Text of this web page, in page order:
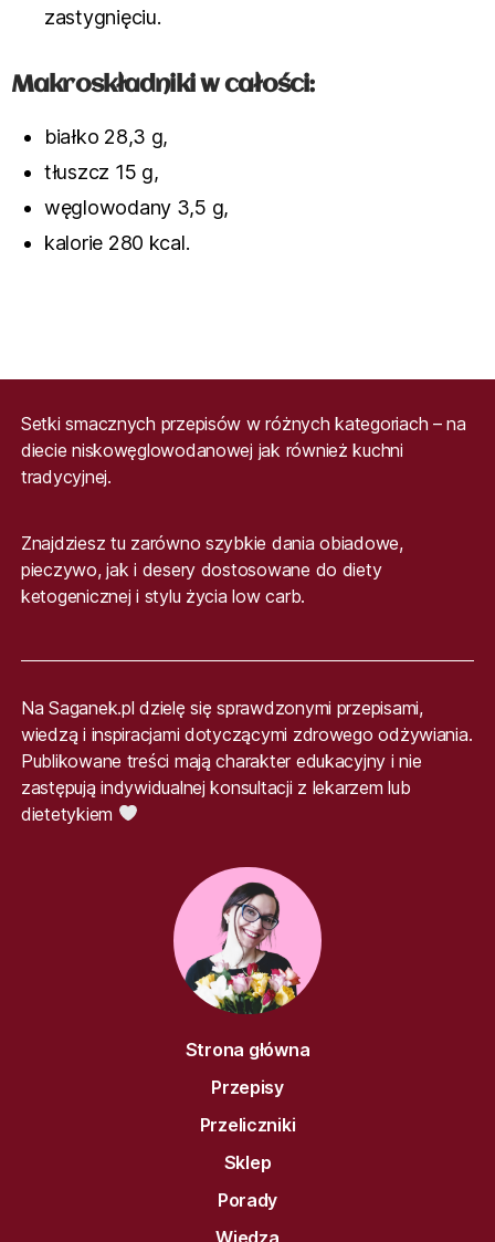
zastygnięciu.
Makroskładniki w całości:
białko 28,3 g,
tłuszcz 15 g,
węglowodany 3,5 g,
kalorie 280 kcal.
Setki smacznych przepisów w różnych kategoriach – na
diecie niskowęglowodanowej jak również kuchni
tradycyjnej.
Znajdziesz tu zarówno szybkie dania obiadowe,
pieczywo, jak i desery dostosowane do diety
ketogenicznej i stylu życia low carb.
Na Saganek.pl dzielę się sprawdzonymi przepisami,
wiedzą i inspiracjami dotyczącymi zdrowego odżywiania.
Publikowane treści mają charakter edukacyjny i nie
zastępują indywidualnej konsultacji z lekarzem lub
dietetykiem
Strona główna
Przepisy
Przeliczniki
Sklep
Porady
Wiedza